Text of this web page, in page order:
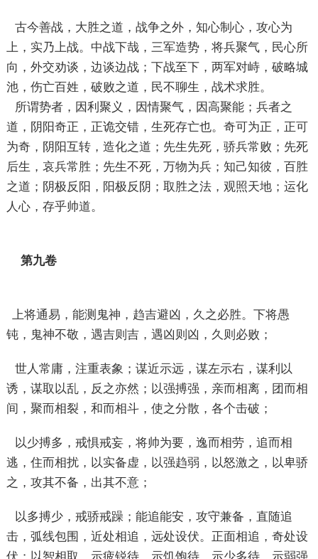
古今善战，大胜之道，战争之外，知心制心，攻心为
上，实乃上战。中战下哉，三军造势，将兵聚气，民心所
向，外交劝谈，边谈边战；下战至下，两军对峙，破略城
池，伤亡百姓，破败之道，民不聊生，战术求胜。
所谓势者，因利聚义，因情聚气，因高聚能；兵者之
道，阴阳奇正，正诡交错，生死存亡也。奇可为正，正可
为奇，阴阳互转，造化之道；先生先死，骄兵常败；先死
后生，哀兵常胜；先生不死，万物为兵；知己知彼，百胜
之道；阴极反阳，阳极反阴；取胜之法，观照天地；运化
人心，存乎帅道。
第九卷
上将通易，能测鬼神，趋吉避凶，久之必胜。下将愚
钝，鬼神不敬，遇吉则吉，遇凶则凶，久则必败；
世人常庸，注重表象；谋近示远，谋左示右，谋利以
诱，谋取以乱，反之亦然；以强搏强，亲而相离，团而相
间，聚而相裂，和而相斗，使之分散，各个击破；
以少搏多，戒惧戒妄，将帅为要，逸而相劳，追而相
逃，住而相扰，以实备虚，以强趋弱，以怒激之，以卑骄
之，攻其不备，出其不意；
以多搏少，戒骄戒躁；能追能安，攻守兼备，直随追
击，弧线包围，近处相追，远处设伏。正面相追，奇处设